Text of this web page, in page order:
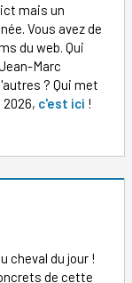
mais un
Vous avez de
du web. Qui
Marc
? Qui met
c'est ici !
cheval du jour !
de cette